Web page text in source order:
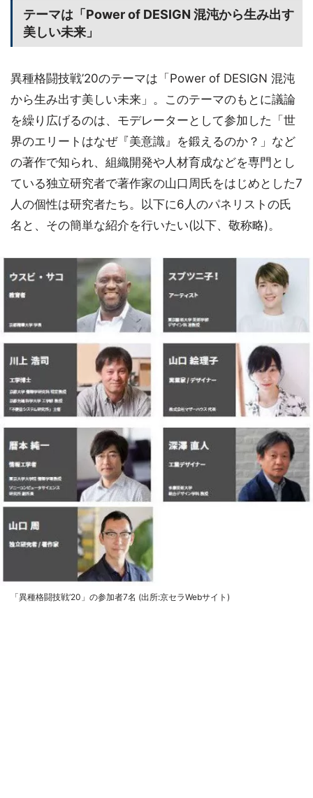
テーマは「Power of DESIGN 混沌から生み出す
美しい未来」
異種格闘技戦’20のテーマは「Power of DESIGN 混沌
から生み出す美しい未来」。このテーマのもとに議論
を繰り広げるのは、モデレーターとして参加した「世
界のエリートはなぜ『美意識』を鍛えるのか？」など
の著作で知られ、組織開発や人材育成などを専門とし
ている独立研究者で著作家の山口周氏をはじめとした7
人の個性は研究者たち。以下に6人のパネリストの氏
名と、その簡単な紹介を行いたい(以下、敬称略)。
「異種格闘技戦’20」の参加者7名 (出所:京セラWebサイト)